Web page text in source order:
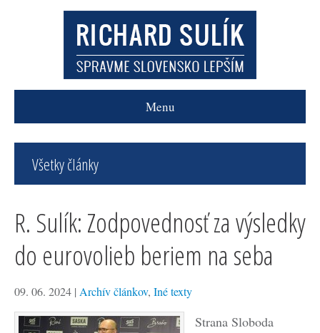
Menu
Všetky články
R. Sulík: Zodpovednosť za výsledky
do eurovolieb beriem na seba
09. 06. 2024 | Archív článkov, Iné texty
Strana Sloboda